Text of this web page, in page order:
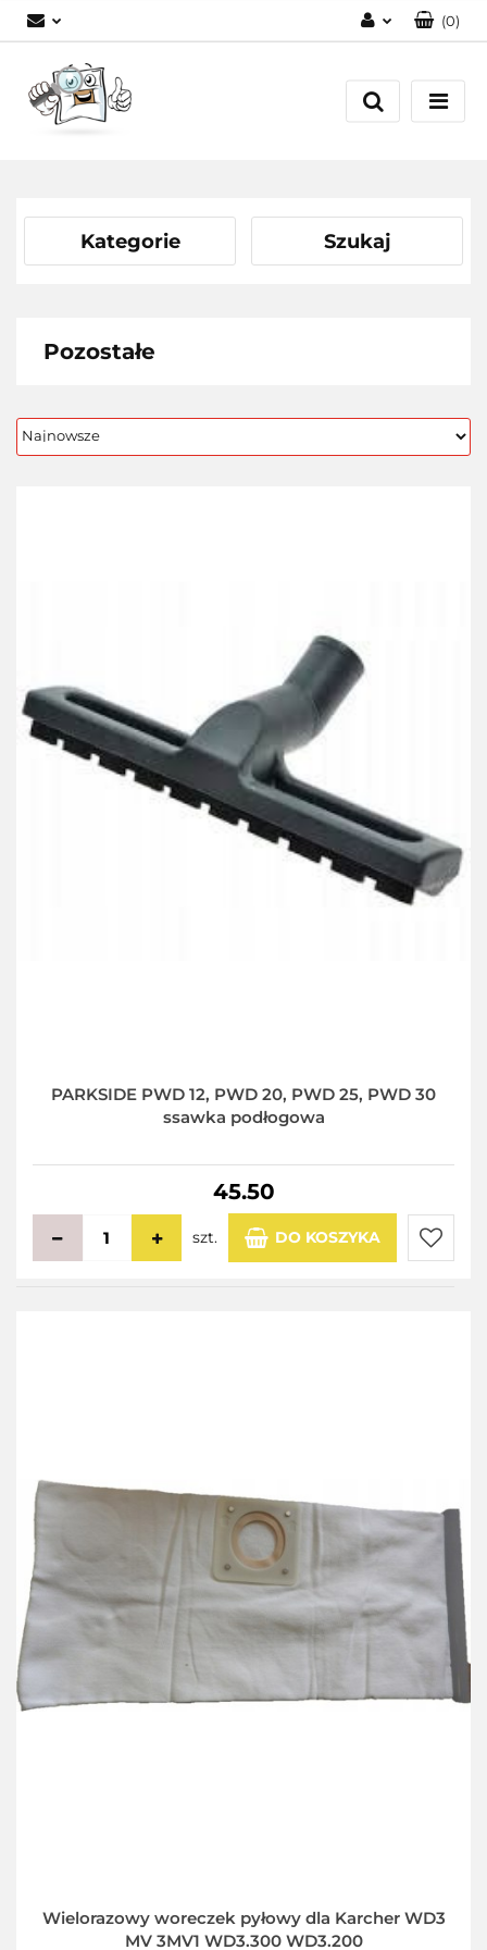
Zarejestruj się
(0)
Kategorie Szukaj
Pozostałe
PARKSIDE PWD 12, PWD 20, PWD 25, PWD 30
ssawka podłogowa
45.50
szt. DO KOSZYKA
Do
Wielorazowy woreczek pyłowy dla Karcher WD3
MV 3MV1 WD3.300 WD3.200